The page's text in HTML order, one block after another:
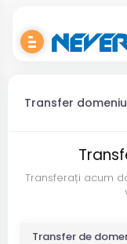
Transfer domeniu
Transferați acum
Transfer de